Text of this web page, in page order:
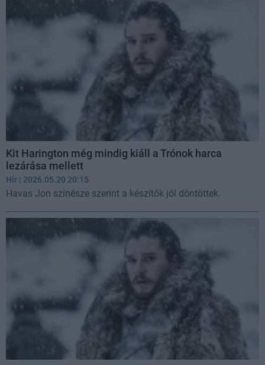
Kit Harington még mindig kiáll a Trónok harca
lezárása mellett
Hír | 2026.05.20 20:15
Havas Jon színésze szerint a készítők jól döntöttek.